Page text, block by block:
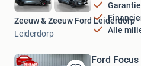
Alle
Zeeuw & Zeeuw Ford Leiderdorp
Leiderdorp
Ford